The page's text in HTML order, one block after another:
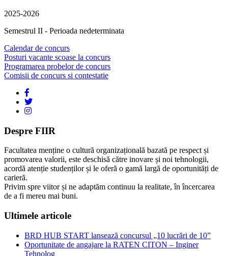
2025-2026
Semestrul II - Perioada nedeterminata
Calendar de concurs
Posturi vacante scoase la concurs
Programarea probelor de concurs
Comisii de concurs si contestatie
Despre FIIR
Facultatea menține o cultură organizațională bazată pe respect și
promovarea valorii, este deschisă către inovare și noi tehnologii,
acordă atenție studenților și le oferă o gamă largă de oportunități de
carieră.
Privim spre viitor și ne adaptăm continuu la realitate, în încercarea
de a fi mereu mai buni.
Ultimele articole
BRD HUB START lansează concursul „10 lucrări de 10”
Oportunitate de angajare la RATEN CITON – Inginer
Tehnolog